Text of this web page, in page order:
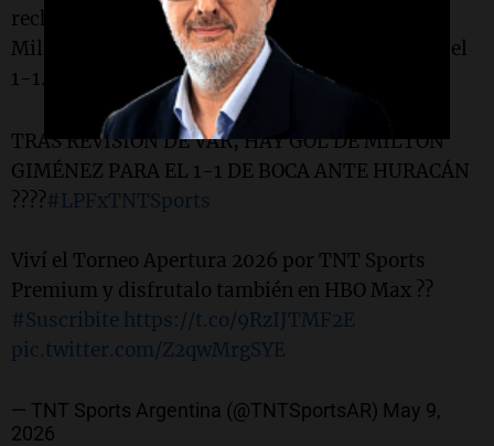
rechazó mal tras un córner, la pelota rebotó en
Milton Giménez y terminó dentro del arco para el
1-1.
TRAS REVISIÓN DE VAR, HAY GOL DE MILTON
GIMÉNEZ PARA EL 1-1 DE BOCA ANTE HURACÁN
????#LPFxTNTSports
Viví el Torneo Apertura 2026 por TNT Sports
Premium y disfrutalo también en HBO Max ??
#Suscribite https://t.co/9RzIJTMF2E
pic.twitter.com/Z2qwMrgSYE
— TNT Sports Argentina (@TNTSportsAR) May 9,
2026